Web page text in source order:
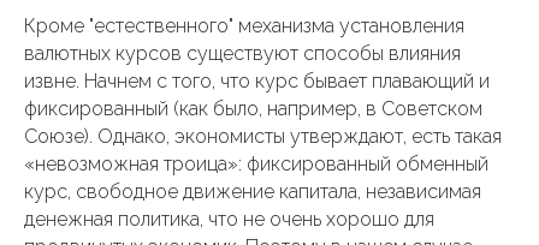
Кроме "естественного" механизма установления
валютных курсов существуют способы влияния
извне. Начнем с того, что курс бывает плавающий и
фиксированный (как было, например, в Советском
Союзе). Однако, экономисты утверждают, есть такая
«невозможная троица»: фиксированный обменный
курс, свободное движение капитала, независимая
денежная политика, что не очень хорошо для